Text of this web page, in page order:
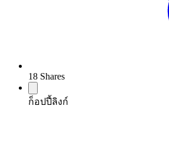
18 Shares
ก็อปปี้ลิงก์